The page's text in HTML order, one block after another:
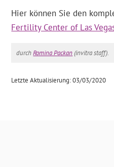
Hier können Sie den
Fertility Center of Las
durchRomina Packan(invitra staff).
Letzte Aktualisierung: 03/03/2020